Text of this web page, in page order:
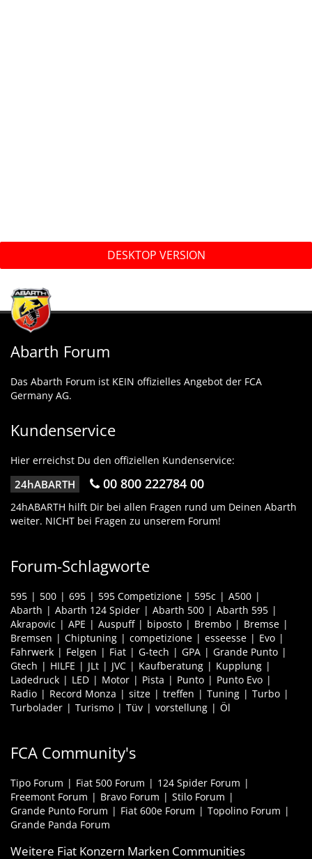
DESKTOP VERSION
Abarth Forum
Das Abarth Forum ist KEIN offizielles Angebot der FCA
Germany AG.
Kundenservice
Hier erreichst Du den offiziellen Kundenservice:
24hABARTH 00 800 222784 00
24hABARTH hilft Dir bei allen Fragen rund um Deinen Abarth
weiter. NICHT bei Fragen zu unserem Forum!
Forum-Schlagworte
595 500 695 595 Competizione 595c
A500
Abarth
Abarth 124 Spider Abarth 500
Abarth 595
Akrapovic
APE Auspuff biposto Brembo
Bremse
Bremsen
Chiptuning competizione esseesse
Evo
Fahrwerk
Felgen Fiat G-tech GPA
Grande Punto
Gtech
HILFE JLt JVC Kaufberatung
Kupplung
Ladedruck
LED Motor Pista Punto
Punto Evo
Radio
Record Monza sitze treffen Tuning
Turbo
Turbolader
Turismo Tüv vorstellung Öl
FCA Community's
Tipo Forum Fiat 500 Forum
124 Spider Forum
Freemont Forum
Bravo Forum
Stilo Forum
Grande Punto Forum
Fiat 600e Forum
Topolino Forum
Grande Panda Forum
Weitere Fiat Konzern Marken Communities